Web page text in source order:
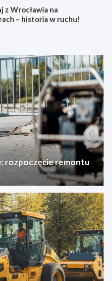
z Wrocławia na
– historia w ruchu!
rozpoczęcie remontu